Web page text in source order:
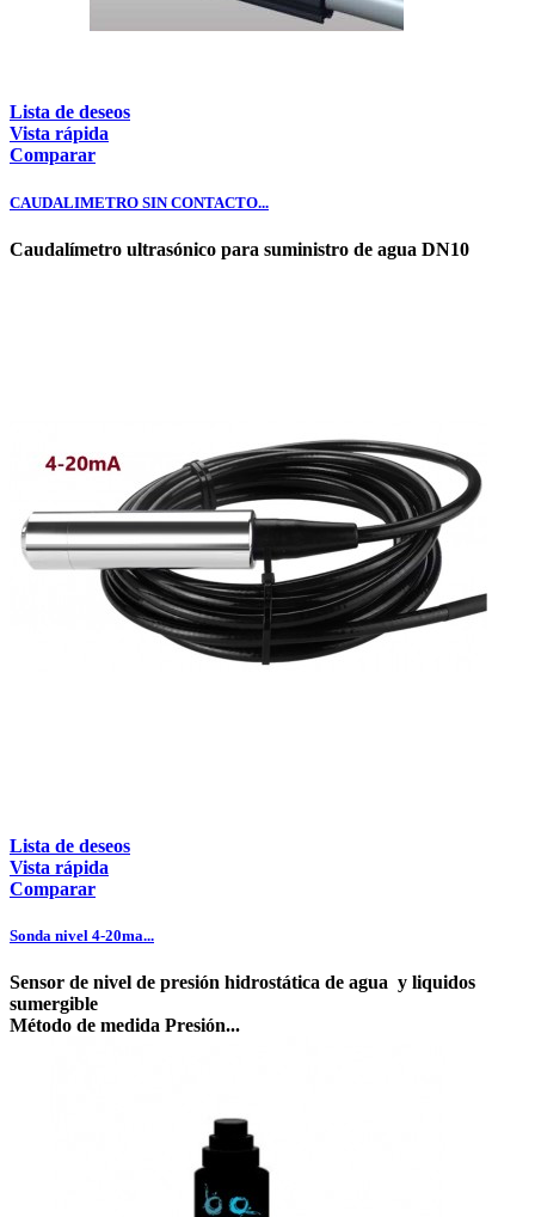
Lista de deseos
Vista rápida
Comparar
CAUDALIMETRO SIN CONTACTO...
Caudalímetro ultrasónico para suministro de agua DN10
Lista de deseos
Vista rápida
Comparar
Sonda nivel 4-20ma...
Sensor de nivel de presión hidrostática de agua y liquidos
sumergible
Método de medida Presión...